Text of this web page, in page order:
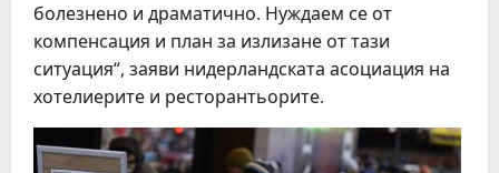
болезнено и драматично. Нуждаем се от
компенсация и план за излизане от тази
ситуация“, заяви нидерландската асоциация на
хотелиерите и ресторантьорите.